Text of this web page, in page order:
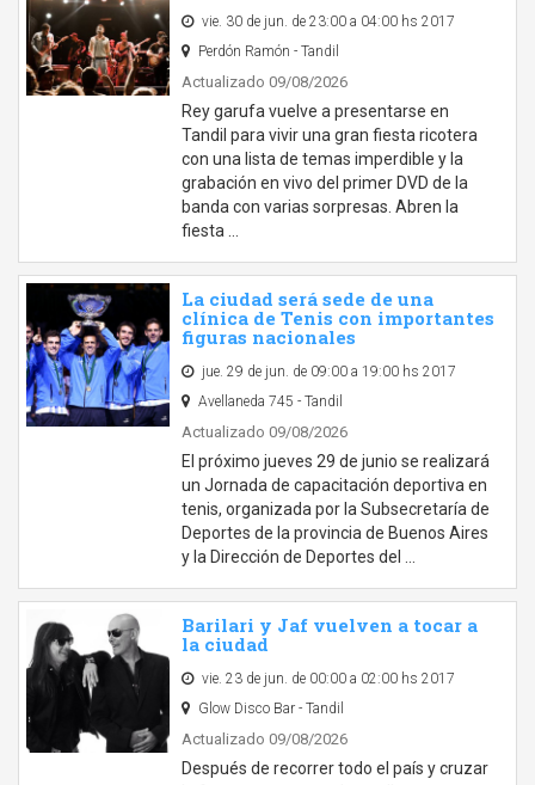
vie. 30 de jun. de 23:00 a 04:00 hs 2017
Perdón Ramón - Tandil
Actualizado 09/08/2026
Rey garufa vuelve a presentarse en
Tandil para vivir una gran fiesta ricotera
con una lista de temas imperdible y la
grabación en vivo del primer DVD de la
banda con varias sorpresas. Abren la
fiesta …
La ciudad será sede de una
clínica de Tenis con importantes
figuras nacionales
jue. 29 de jun. de 09:00 a 19:00 hs 2017
Avellaneda 745 - Tandil
Actualizado 09/08/2026
El próximo jueves 29 de junio se realizará
un Jornada de capacitación deportiva en
tenis, organizada por la Subsecretaría de
Deportes de la provincia de Buenos Aires
y la Dirección de Deportes del …
Barilari y Jaf vuelven a tocar a
la ciudad
vie. 23 de jun. de 00:00 a 02:00 hs 2017
Glow Disco Bar - Tandil
Actualizado 09/08/2026
Después de recorrer todo el país y cruzar